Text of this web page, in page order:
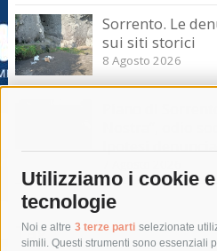
Utilizziamo i cookie
tecnologie
Noi e altre 3 terze parti selezionate
simili. Questi strumenti sono essenziali
Sorrento. Le
sui siti storici
8 Agosto 2026
Nostra”, odio
Ipotesi denuncia
Tag